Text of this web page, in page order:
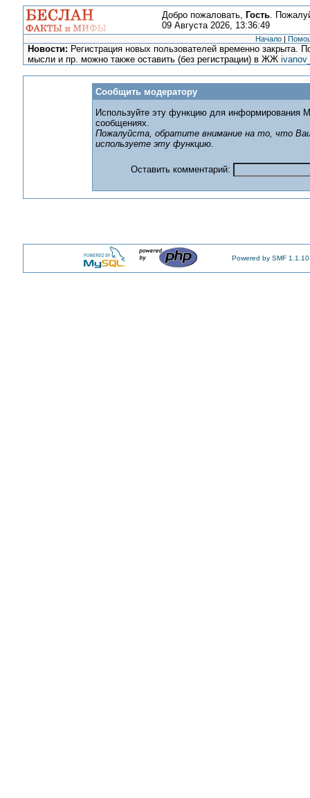
Добро пожаловать, Гость.
09 Августа 2026, 13:36:49
Начало |
Новости: Регистрация новых пользователей временно закрыта.
мысли и пр. можно также оставить (без регистрации) в ЖЖ
Сообщить модератору
Используйте эту функцию для информирования
сообщениях.
Пожалуйста, обратите внимание на то, что
используете эту функцию.
Оставить комментарий:
Powered by SMF 1.1.10